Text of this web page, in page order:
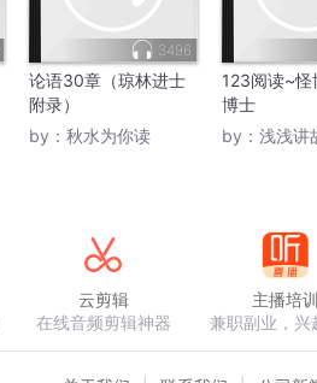
3496
论语30章（琼林进士
附录）
by： 秋水为你读
123阅读~怪
博士
by： 浅浅讲
云剪辑
在线音频剪辑神器
主播培训
兼职副业，兴